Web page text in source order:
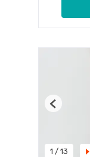
1 / 13
Previous